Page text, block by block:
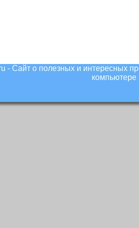
- Сайт о полезных и интересных
компьютере